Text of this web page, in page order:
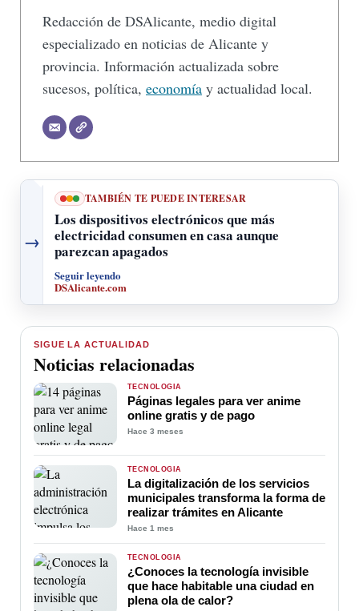
Redacción de DSAlicante, medio digital
especializado en noticias de Alicante y
provincia. Información actualizada sobre
sucesos, política, economía y actualidad local.
→
TAMBIÉN TE PUEDE INTERESAR
Los dispositivos electrónicos que más
electricidad consumen en casa aunque
parezcan apagados
Seguir leyendo
DSAlicante.com
SIGUE LA ACTUALIDAD
Noticias relacionadas
TECNOLOGÍA
Páginas legales para ver anime
online gratis y de pago
Hace 3 meses
TECNOLOGÍA
La digitalización de los servicios
municipales transforma la forma de
realizar trámites en Alicante
Hace 1 mes
TECNOLOGÍA
¿Conoces la tecnología invisible
que hace habitable una ciudad en
plena ola de calor?